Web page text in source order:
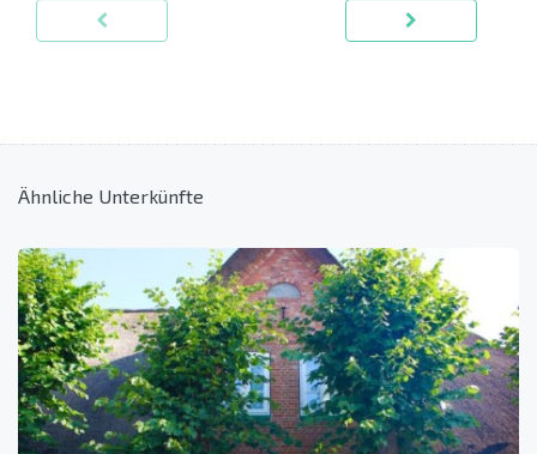
Ähnliche Unterkünfte